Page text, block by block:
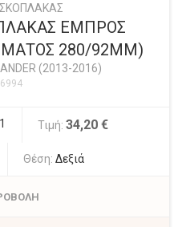
ΕΜΠΡΟΣ
280/92ΜΜ)
(2013-2016)
Τιμή: 34,20 €
Θέση: Δεξιά